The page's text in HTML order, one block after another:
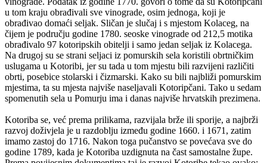
u tom kraju obrađivali sve vinograde, osim jednoga, koji je
obrađivao domaći seljak. Sličan je slučaj i s mjestom Kolaceg, na
čijem je području godine 1780. seoske vinograde od 212,5 motika
obrađivalo 97 kotoripskih obitelji i samo jedan seljak iz Kolacega.
Na drugoj su se strani seljaci iz pomurskih sela koristili obrtničkim
uslugama u Kotoribi, jer su tada u tom mjestu bili razvijeni različiti
obrti, posebice stolarski i čizmarski. Kako su bili najbliži pomurskim
mjestima, ta su mjesta najviše naseljavali Kotoripčani. Tako u sedam
spomenutih sela u Pomurju ima i danas najviše hrvatskih prezimena.
Kotoriba se, već prema prilikama, razvijala brže ili sporije, a najbrži
razvoj doživjela je u razdoblju između godine 1660. i 1671, zatim
imamo zastoj do 1716. Nakon toga pučanstvo se povećava sve do
godine 1789, kada je Kotoriba uzdignuta na čast samostalne župe.